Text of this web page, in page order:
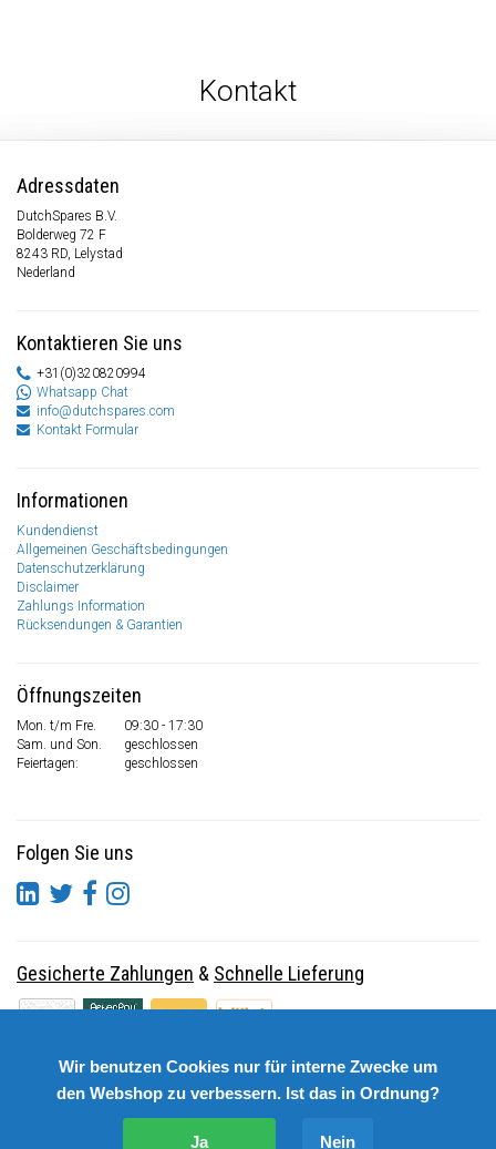
Kontakt
Adressdaten
DutchSpares B.V.
Bolderweg 72 F
8243 RD, Lelystad
Nederland
Kontaktieren Sie uns
+31(0)320820994
Whatsapp Chat
info@dutchspares.com
Kontakt Formular
Informationen
Kundendienst
Allgemeinen Geschäftsbedingungen
Datenschutzerklärung
Disclaimer
Zahlungs Information
Rücksendungen & Garantien
Öffnungszeiten
Mon. t/m Fre.
09:30 - 17:30
Sam. und Son.
geschlossen
Feiertagen:
geschlossen
Folgen Sie uns
Gesicherte Zahlungen & Schnelle Lieferung
Wir benutzen Cookies nur für interne Zwecke um
den Webshop zu verbessern. Ist das in Ordnung?
Ja Nein